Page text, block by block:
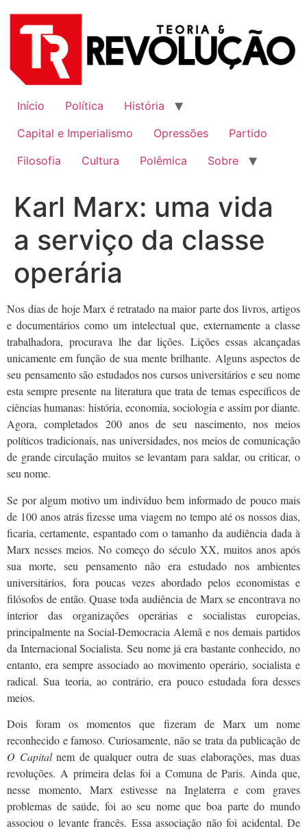
para
Início Política
História
Capital e Imperialismo
Opressões
Partido
Filosofia
Cultura Polêmica Sobre
Karl Marx: uma vida
a serviço da classe
operária
Nos dias de hoje Marx é retratado na maior parte dos livros, artigos
e documentários como um intelectual que, externamente a classe
trabalhadora, procurava lhe dar lições. Lições essas alcançadas
unicamente em função de sua mente brilhante. Alguns aspectos de
seu pensamento são estudados nos cursos universitários e seu nome
esta sempre presente na literatura que trata de temas específicos de
ciências humanas: história, economia, sociologia e assim por diante.
Agora, completados 200 anos de seu nascimento, nos meios
políticos tradicionais, nas universidades, nos meios de comunicação
de grande circulação muitos se levantam para saldar, ou criticar, o
seu nome.
Se por algum motivo um indivíduo bem informado de pouco mais
de 100 anos atrás fizesse uma viagem no tempo até os nossos dias,
ficaria, certamente, espantado com o tamanho da audiência dada à
Marx nesses meios. No começo do século XX, muitos anos após
sua morte, seu pensamento não era estudado nos ambientes
universitários, fora poucas vezes abordado pelos economistas e
filósofos de então. Quase toda audiência de Marx se encontrava no
interior das organizações operárias e socialistas europeias,
principalmente na Social-Democracia Alemã e nos demais partidos
da Internacional Socialista. Seu nome já era bastante conhecido, no
entanto, era sempre associado ao movimento operário, socialista e
radical. Sua teoria, ao contrário, era pouco estudada fora desses
meios.
Dois foram os momentos que fizeram de Marx um nome
reconhecido e famoso. Curiosamente, não se trata da publicação de
O Capitalnem de qualquer outra de suas elaborações, mas duas
revoluções. A primeira delas foi a Comuna de Paris. Ainda que,
nesse momento, Marx estivesse na Inglaterra e com graves
problemas de saúde, foi ao seu nome que boa parte do mundo
associou o levante francês. Essa associação não foi acidental. De